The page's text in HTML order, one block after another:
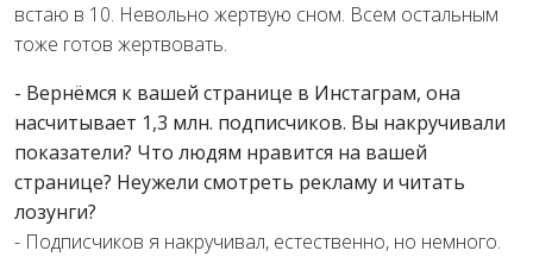
встаю в 10. Невольно жертвую сном. Всем остальным
тоже готов жертвовать.
- Вернёмся к вашей странице в Инстаграм, она
насчитывает 1,3 млн. подписчиков. Вы накручивали
показатели? Что людям нравится на вашей
странице? Неужели смотреть рекламу и читать
лозунги?
- Подписчиков я накручивал, естественно, но немного.